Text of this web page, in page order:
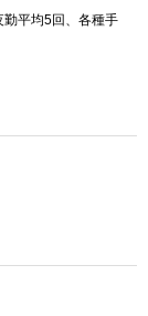
平均5回、各種手